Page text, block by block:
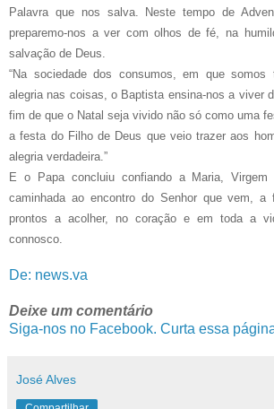
Palavra que nos salva. Neste tempo de
preparemo-nos a ver com olhos de fé, na
salvação de Deus.
“Na sociedade dos consumos, em que somos
alegria nas coisas, o Baptista ensina-nos a viver
fim de que o Natal seja vivido não só como uma
a festa do Filho de Deus que veio trazer aos
alegria verdadeira.”
E o Papa concluiu confiando a Maria,
caminhada ao encontro do Senhor que vem, a
prontos a acolher, no coração e em toda a
connosco.
De: news.va
Deixe um comentário
Siga-nos no Facebook. Curta essa
José Alves